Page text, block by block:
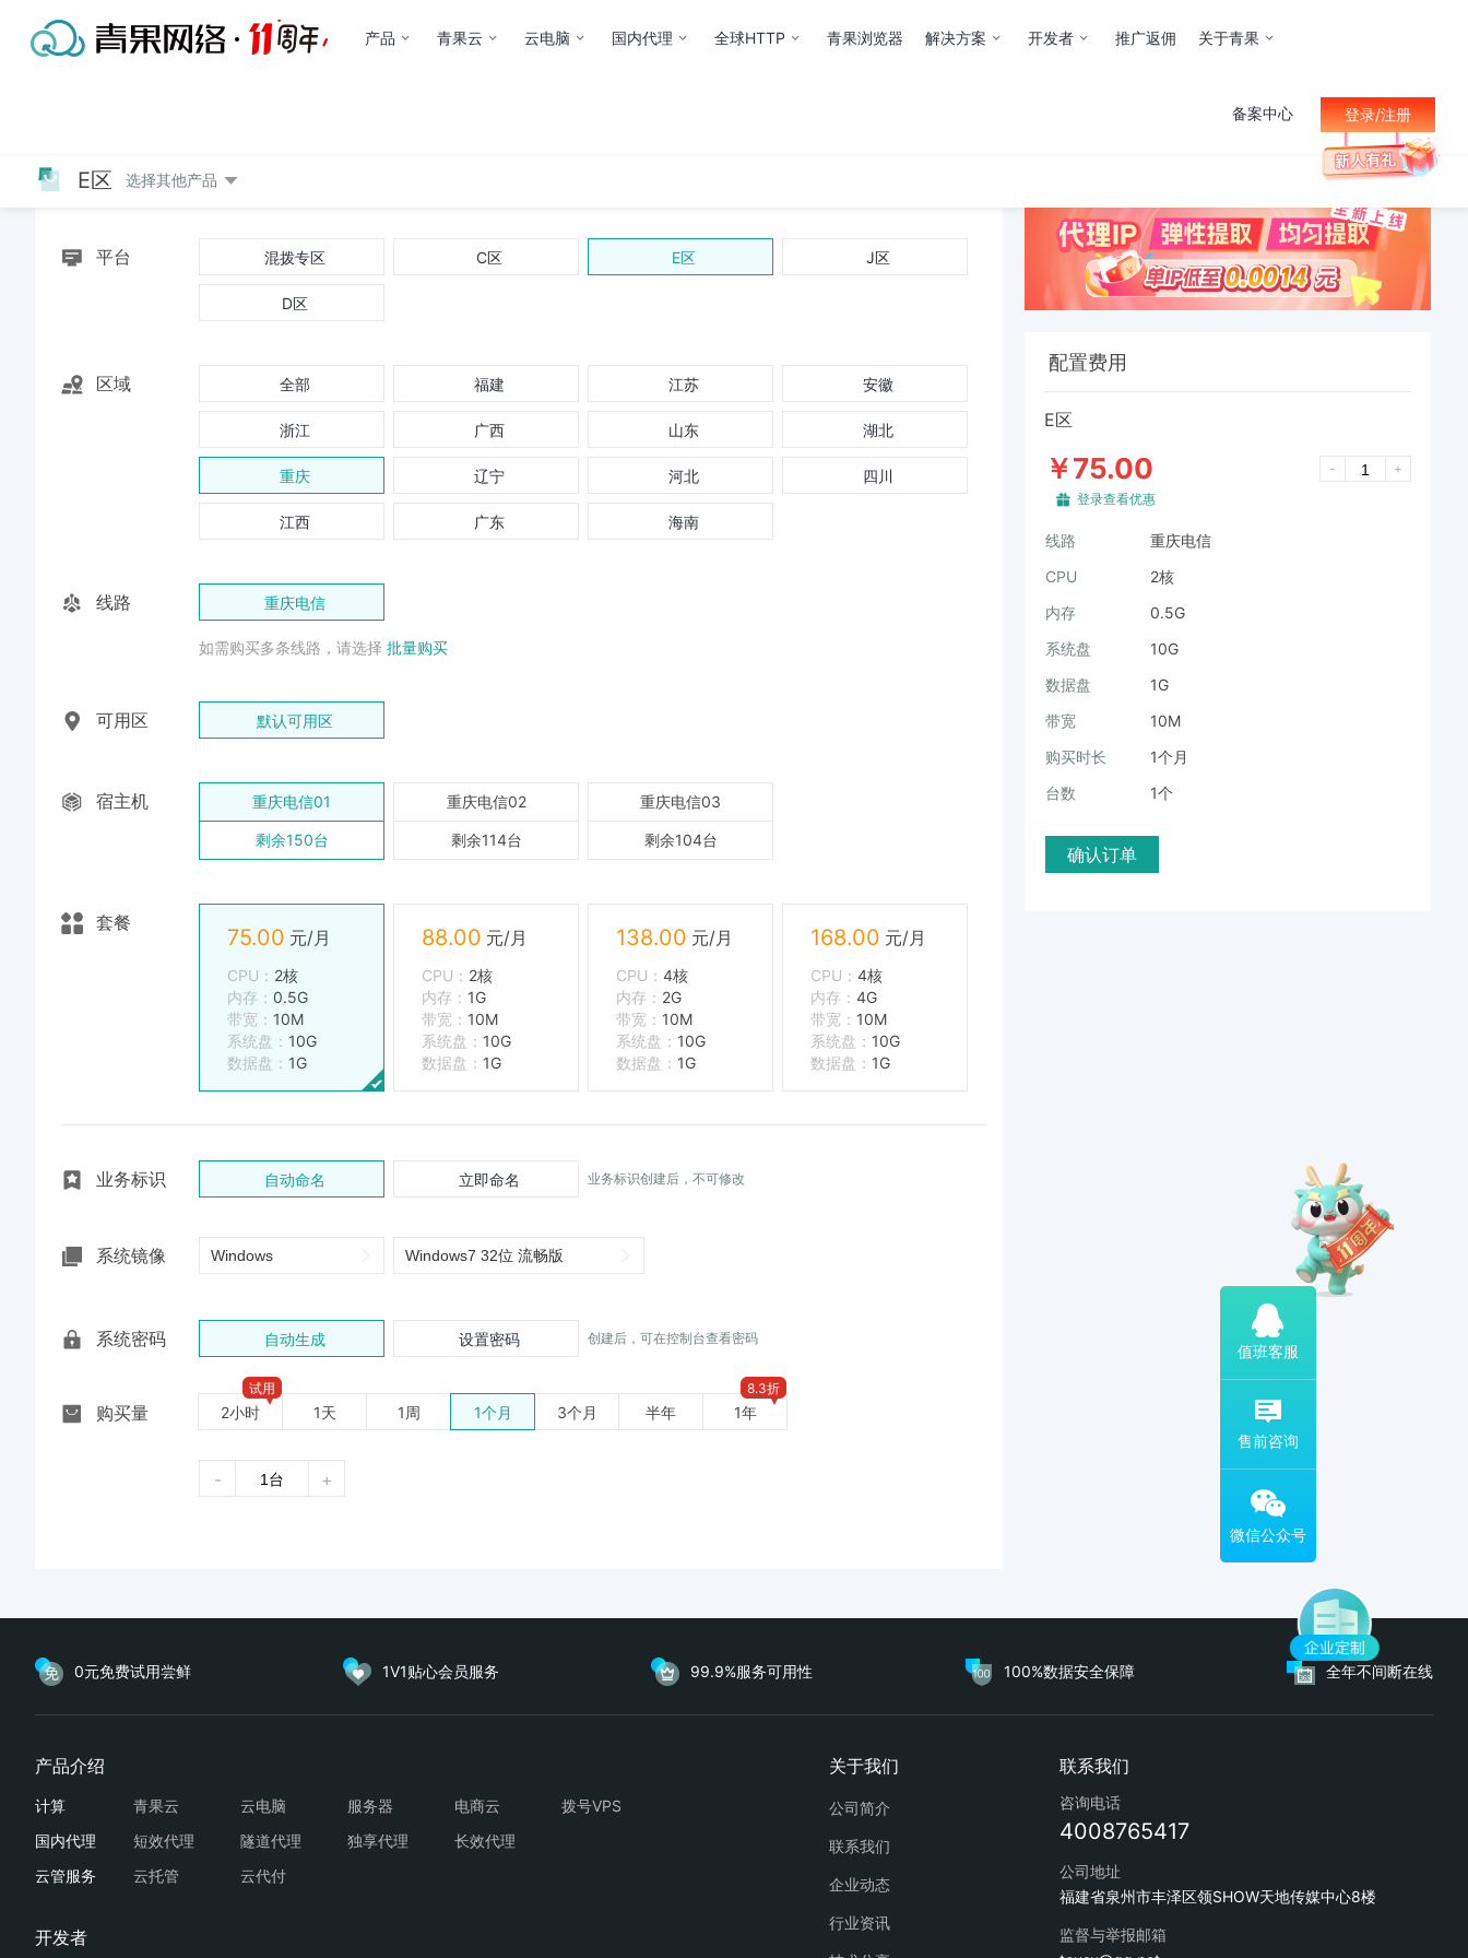
产品 青果云 云电脑 国内代理 全球HTTP 青果浏览器 解决方案 开发者 推广返佣 关于青果
备案中心 登录/注册
E区 选择其他产品
快速配置 批量购买 导出可用资源
平台 混拨专区 C区 E区 J区
D区
区域 全部 福建 江苏 安徽
浙江 广西 山东 湖北
重庆 辽宁 河北 四川
江西 广东 海南
线路 重庆电信
如需购买多条线路，请选择 批量购买
可用区 默认可用区
宿主机 重庆电信01
剩余150台
重庆电信02
剩余114台
重庆电信03
剩余104台
套餐
75.00
CPU
2核
内存
0.5G
带宽
10M
系统盘
10G
数据盘
1G
88.00
CPU
2核
内存
1G
带宽
10M
系统盘
10G
数据盘
1G
138.00
CPU
4核
内存
2G
带宽
10M
系统盘
10G
数据盘
1G
168.00
CPU
4核
内存
4G
带宽
10M
系统盘
10G
数据盘
1G
业务标识 自动命名 立即命名 业务标识创建后，不可修改
系统镜像
系统密码 自动生成 设置密码 创建后，可在控制台查看密码
购买量 2小时
试用
1天 1周 1个月 3个月 半年 1年
8.3折
- +
配置费用
E区
￥75.00 -
+
登录查看优惠
线路
重庆电信
CPU
2核
内存
0.5G
系统盘
10G
数据盘
1G
带宽
10M
购买时长
1个月
台数
1个
确认订单
0元免费试用尝鲜 1V1贴心会员服务 99.9%服务可用性 100%数据安全保障 全年不间断在线
青果云 云电脑 服务器 电商云
拨号VPS
短效代理
隧道代理 独享代理
长效代理
云托管
云代付
公司简介
联系我们
企业动态
行业资讯
咨询电话
4008765417
公司地址
福建省泉州市丰泽区领SHOW天地传媒中心8楼
监督与举报邮箱